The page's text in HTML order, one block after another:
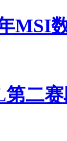
MSI
二